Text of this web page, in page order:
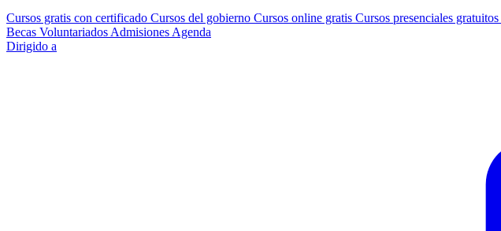
Cursos gratis con certificado Cursos del gobierno Cursos online gratis Cursos presenciales gratuitos
Becas Voluntariados Admisiones Agenda
Dirigido a